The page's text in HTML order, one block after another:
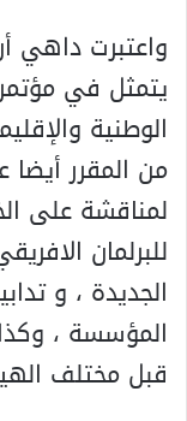
واعتبرت داهي
يتمثل في
الوطنية
من المقرر
لمناقشة على
للبرلمان
الجديدة ، و
المؤسسة ،
قبل مختلف